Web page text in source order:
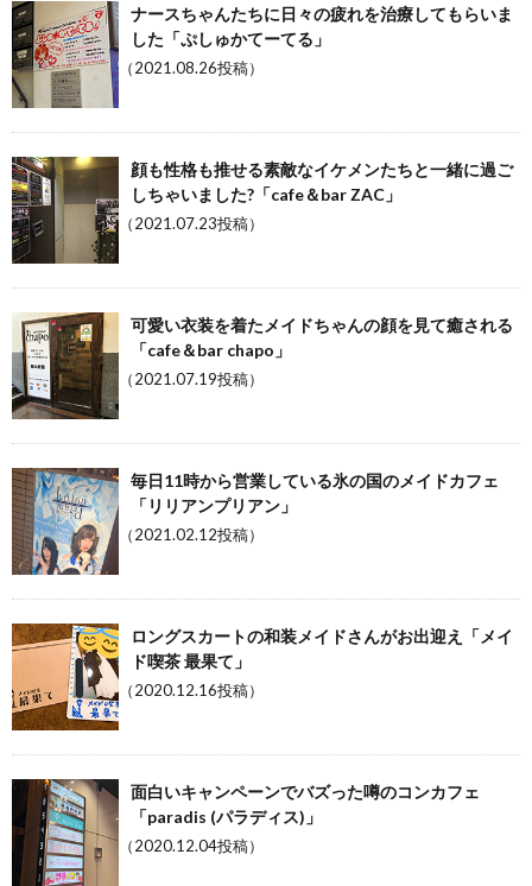
ナースちゃんたちに日々の疲れを治療してもらいま
した「ぷしゅかてーてる」
（2021.08.26投稿）
顔も性格も推せる素敵なイケメンたちと一緒に過ご
しちゃいました?「cafe＆bar ZAC」
（2021.07.23投稿）
可愛い衣装を着たメイドちゃんの顔を見て癒される
「cafe＆bar chapo」
（2021.07.19投稿）
毎日11時から営業している氷の国のメイドカフェ
「リリアンプリアン」
（2021.02.12投稿）
ロングスカートの和装メイドさんがお出迎え「メイ
ド喫茶 最果て」
（2020.12.16投稿）
面白いキャンペーンでバズった噂のコンカフェ
「paradis (パラディス)」
（2020.12.04投稿）